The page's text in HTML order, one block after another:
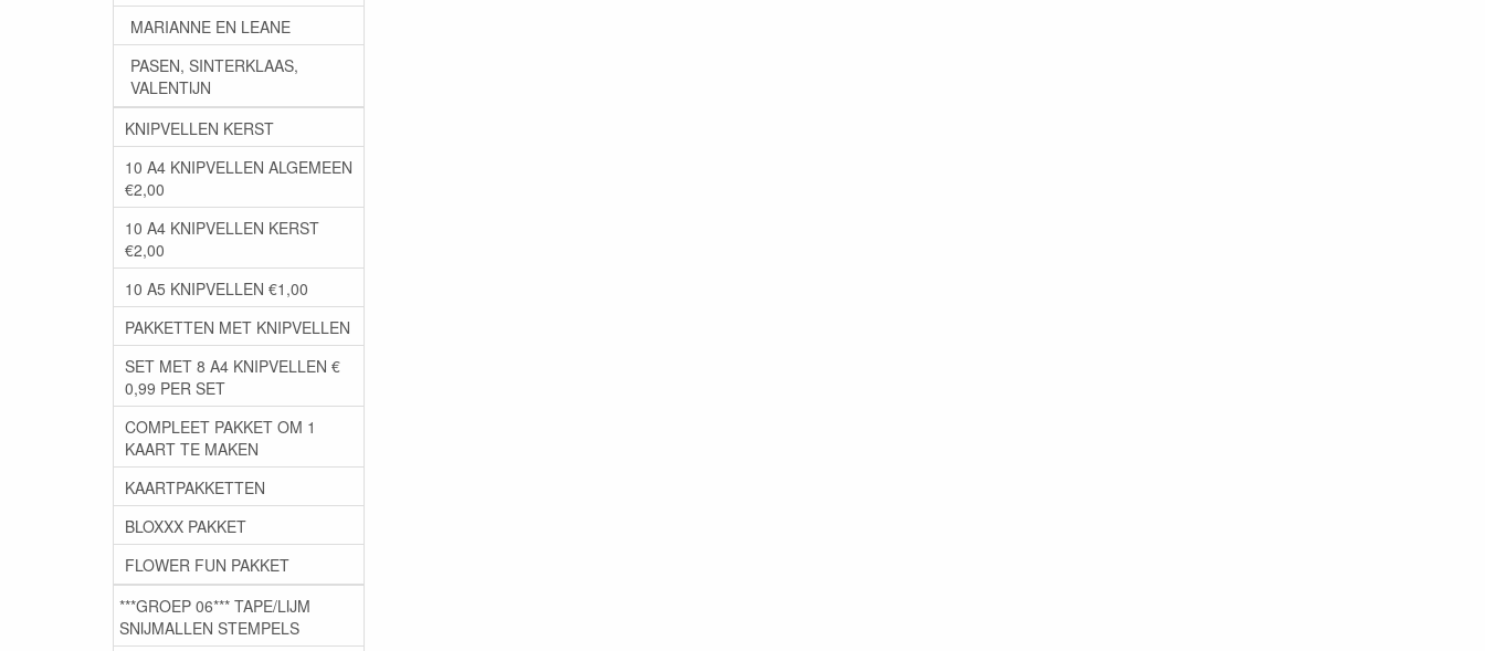
MARIANNE EN LEANE
PASEN, SINTERKLAAS,
VALENTIJN
KNIPVELLEN KERST
10 A4 KNIPVELLEN ALGEMEEN
€2,00
10 A4 KNIPVELLEN KERST
€2,00
10 A5 KNIPVELLEN €1,00
PAKKETTEN MET KNIPVELLEN
SET MET 8 A4 KNIPVELLEN €
0,99 PER SET
COMPLEET PAKKET OM 1
KAART TE MAKEN
KAARTPAKKETTEN
BLOXXX PAKKET
FLOWER FUN PAKKET
***GROEP 06*** TAPE/LIJM
SNIJMALLEN STEMPELS